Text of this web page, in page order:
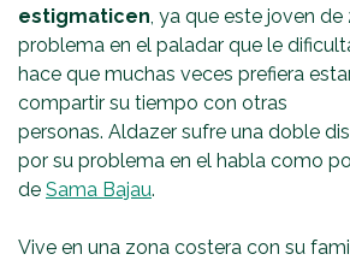
estigmaticen , ya que este joven
problema en el paladar que le
hace que muchas veces prefiera
compartir su tiempo con otras
personas. Aldazer sufre una doble
por su problema en el habla como
de Sama Bajau.
Vive en una zona costera con su